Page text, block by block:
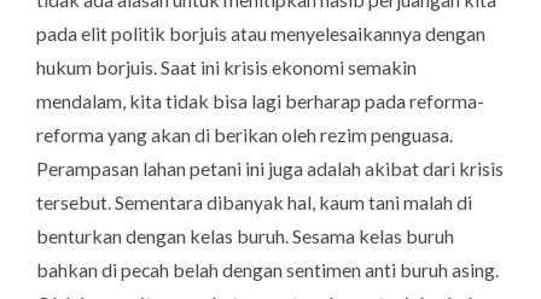
pada elit politik borjuis atau menyelesaikannya dengan
hukum borjuis. Saat ini krisis ekonomi semakin
mendalam, kita tidak bisa lagi berharap pada reforma-
reforma yang akan di berikan oleh rezim penguasa.
Perampasan lahan petani ini juga adalah akibat dari krisis
tersebut. Sementara dibanyak hal, kaum tani malah di
benturkan dengan kelas buruh. Sesama kelas buruh
bahkan di pecah belah dengan sentimen anti buruh asing.